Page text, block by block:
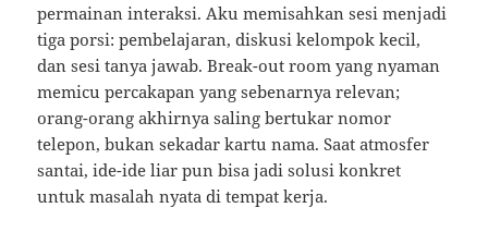
permainan interaksi. Aku memisahkan sesi menjadi
tiga porsi: pembelajaran, diskusi kelompok kecil,
dan sesi tanya jawab. Break-out room yang nyaman
memicu percakapan yang sebenarnya relevan;
orang-orang akhirnya saling bertukar nomor
telepon, bukan sekadar kartu nama. Saat atmosfer
santai, ide-ide liar pun bisa jadi solusi konkret
untuk masalah nyata di tempat kerja.